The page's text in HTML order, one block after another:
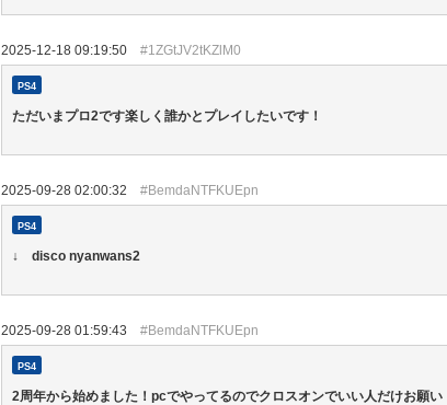
2025-12-18 09:19:50 #1ZGtJV2tKZlM0
PS4
ただいまプロ2です楽しく誰かとプレイしたいです！
2025-09-28 02:00:32 #BemdaNTFKUEpn
PS4
↓ disco nyanwans2
2025-09-28 01:59:43 #BemdaNTFKUEpn
PS4
2周年から始めました！pcでやってるのでクロスオンでいい人だけお願い